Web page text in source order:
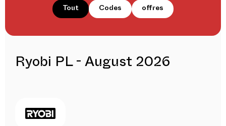
Tout Codes offres
Ryobi PL - August 2026